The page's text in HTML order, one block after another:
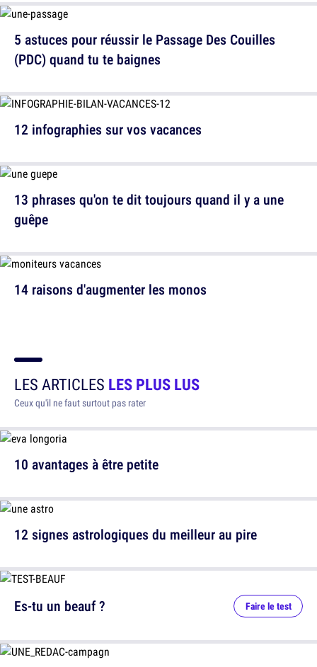
5 astuces pour réussir le Passage Des Couilles
(PDC) quand tu te baignes
13 phrases qu'on te dit toujours quand il y a une
guêpe
12 infographies sur vos vacances
14 raisons d'augmenter les monos
LES ARTICLES LES PLUS LUS
Ceux qu'il ne faut surtout pas rater
10 avantages à être petite
12 signes astrologiques du meilleur au pire
Es-tu un beauf ? Faire le test